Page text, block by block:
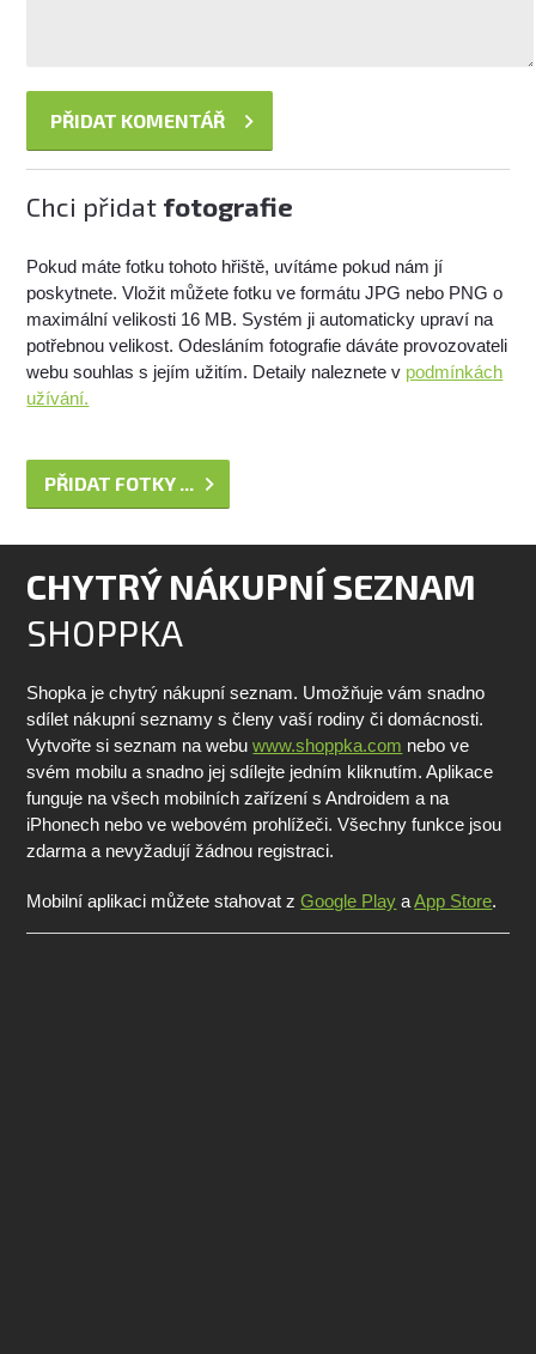
Chci přidat fotografie
Pokud máte fotku tohoto hřiště, uvítáme pokud nám jí
poskytnete. Vložit můžete fotku ve formátu JPG nebo PNG o
maximální velikosti 16 MB. Systém ji automaticky upraví na
potřebnou velikost. Odesláním fotografie dáváte provozovateli
webu souhlas s jejím užitím. Detaily naleznete v podmínkách
užívání.
PŘIDAT FOTKY ...
CHYTRÝ NÁKUPNÍ SEZNAM
SHOPPKA
Shopka je chytrý nákupní seznam. Umožňuje vám snadno
sdílet nákupní seznamy s členy vaší rodiny či domácnosti.
Vytvořte si seznam na webuwww.shoppka.com nebo ve
svém mobilu a snadno jej sdílejte jedním kliknutím. Aplikace
funguje na všech mobilních zařízení s Androidem a na
iPhonech nebo ve webovém prohlížeči. Všechny funkce jsou
zdarma a nevyžadují žádnou registraci.
Mobilní aplikaci můžete stahovat zGoogle Play aApp Store.